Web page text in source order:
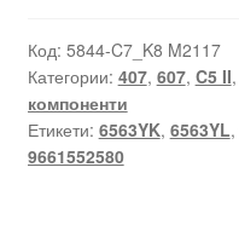
Код: 5844-C7_K8 M2117
Категории: 407, 607, C5 II,
компоненти
Етикети: 6563YK, 6563YL,
9661552580